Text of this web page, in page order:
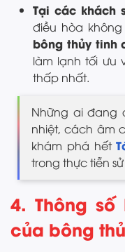
Tại các khách
điều hòa
bông thủy tinh
làm lạnh tối ưu
thấp nhất.
Những ai đang
nhiệt, cách âm
khám phá hết
trong thực tiễn
4. Thông
của bông